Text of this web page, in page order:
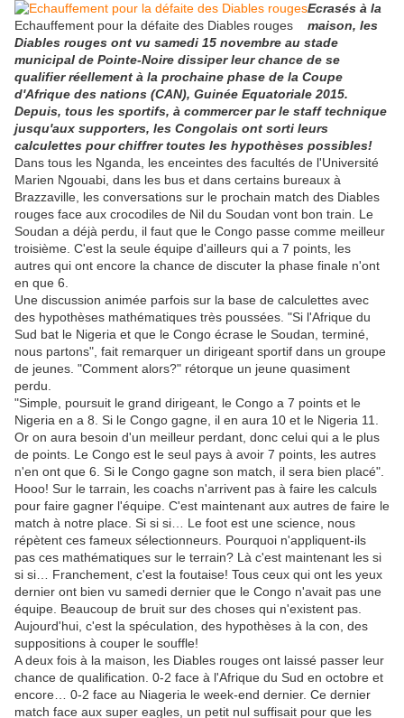
Echauffement pour la défaite des Diables rouges
Ecrasés à la
maison, les
Diables rouges ont vu samedi 15 novembre au stade
municipal de Pointe-Noire dissiper leur chance de se
qualifier réellement à la prochaine phase de la Coupe
d'Afrique des nations (CAN), Guinée Equatoriale 2015.
Depuis, tous les sportifs, à commercer par le staff technique
jusqu'aux supporters, les Congolais ont sorti leurs
calculettes pour chiffrer toutes les hypothèses possibles!
Dans tous les Nganda, les enceintes des facultés de l'Université
Marien Ngouabi, dans les bus et dans certains bureaux à
Brazzaville, les conversations sur le prochain match des Diables
rouges face aux crocodiles de Nil du Soudan vont bon train. Le
Soudan a déjà perdu, il faut que le Congo passe comme meilleur
troisième. C'est la seule équipe d'ailleurs qui a 7 points, les
autres qui ont encore la chance de discuter la phase finale n'ont
en que 6.
Une discussion animée parfois sur la base de calculettes avec
des hypothèses mathématiques très poussées. "Si l'Afrique du
Sud bat le Nigeria et que le Congo écrase le Soudan, terminé,
nous partons", fait remarquer un dirigeant sportif dans un groupe
de jeunes. "Comment alors?" rétorque un jeune quasiment
perdu.
"Simple, poursuit le grand dirigeant, le Congo a 7 points et le
Nigeria en a 8. Si le Congo gagne, il en aura 10 et le Nigeria 11.
Or on aura besoin d'un meilleur perdant, donc celui qui a le plus
de points. Le Congo est le seul pays à avoir 7 points, les autres
n'en ont que 6. Si le Congo gagne son match, il sera bien placé".
Hooo! Sur le tarrain, les coachs n'arrivent pas à faire les calculs
pour faire gagner l'équipe. C'est maintenant aux autres de faire le
match à notre place. Si si si… Le foot est une science, nous
répètent ces fameux sélectionneurs. Pourquoi n'appliquent-ils
pas ces mathématiques sur le terrain? Là c'est maintenant les si
si si… Franchement, c'est la foutaise! Tous ceux qui ont les yeux
dernier ont bien vu samedi dernier que le Congo n'avait pas une
équipe. Beaucoup de bruit sur des choses qui n'existent pas.
Aujourd'hui, c'est la spéculation, des hypothèses à la con, des
suppositions à couper le souffle!
A deux fois à la maison, les Diables rouges ont laissé passer leur
chance de qualification. 0-2 face à l'Afrique du Sud en octobre et
encore… 0-2 face au Niageria le week-end dernier. Ce dernier
match face aux super eagles, un petit nul suffisait pour que les